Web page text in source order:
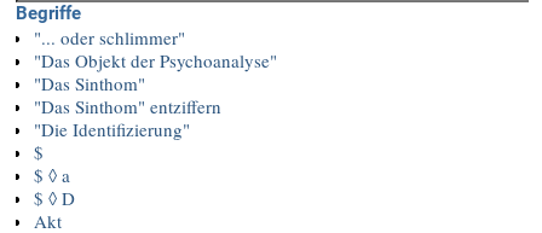
Begriffe
"... oder schlimmer"
"Das Objekt der Psychoanalyse"
"Das Sinthom"
"Das Sinthom" entziffern
"Die Identifizierung"
$
$ ◊ a
$ ◊ D
Akt